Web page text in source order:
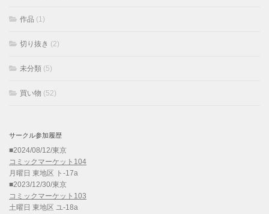
作品 (1)
切り抜き (2)
未分類 (5)
買い物 (52)
サークル参加履歴
■2024/08/12/東京
コミックマーケット104
月曜日 東地区 ト-17a
■2023/12/30/東京
コミックマーケット103
土曜日 東地区 ユ-18a